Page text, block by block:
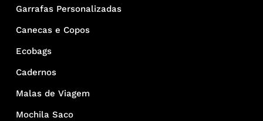
Garrafas Personalizadas
Canecas e Copos
Ecobags
Cadernos
Malas de Viagem
Mochila Saco